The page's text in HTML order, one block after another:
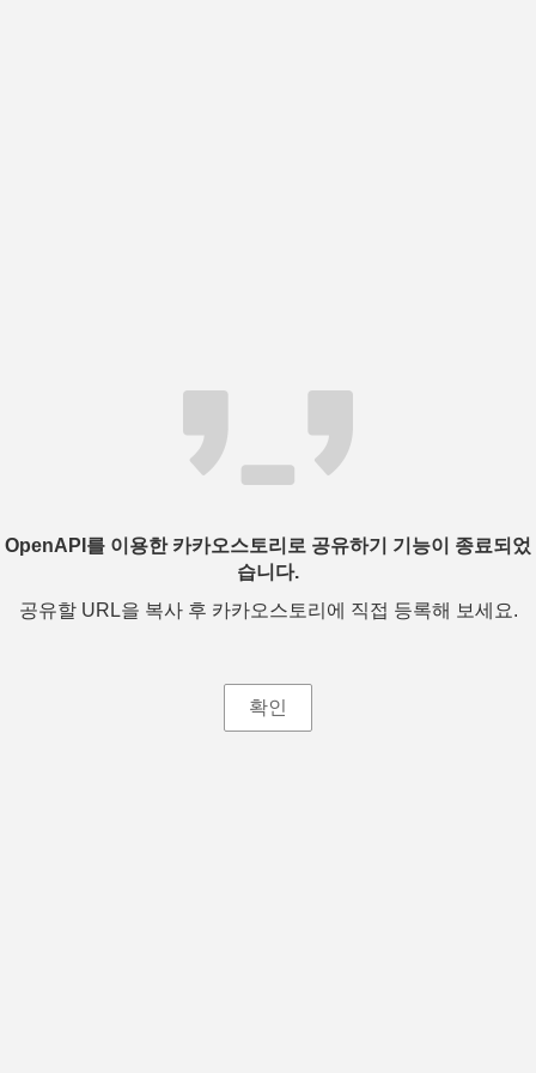
OpenAPI를 이용한 카카오스토리로 공유하기 기능이 종료되었
습니다.
공유할 URL을 복사 후 카카오스토리에 직접 등록해 보세요.
확인